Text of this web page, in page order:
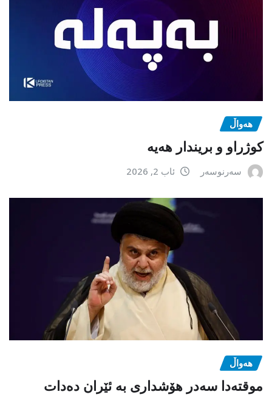
هەواڵ
كوژراو و بریندار هەیە
سەرنوسەر ئاب 2, 2026
هەواڵ
موقتەدا سەدر هۆشداری بە ئێران دەدات